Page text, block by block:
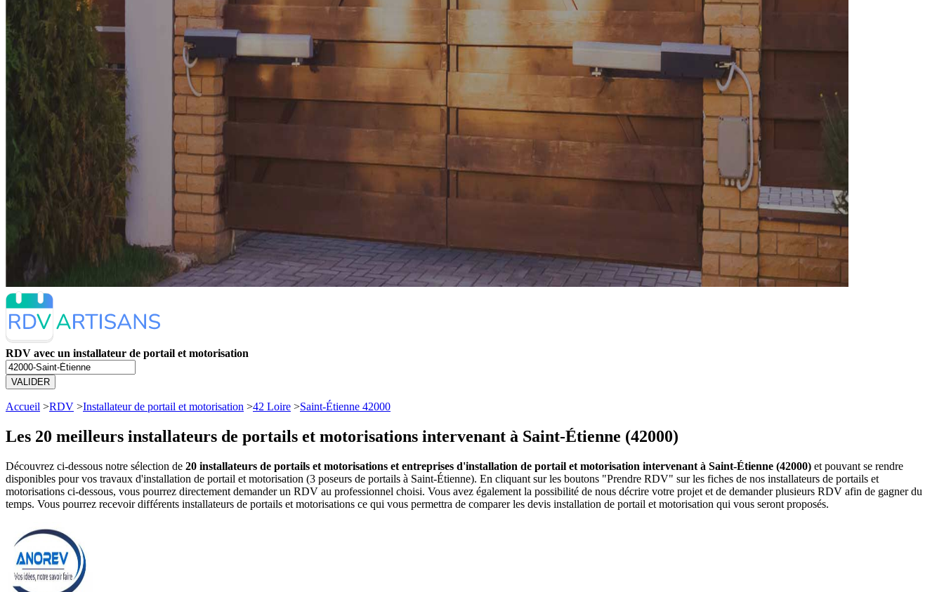
RDV avec un installateur de portail et motorisation
VALIDER
Accueil >RDV >Installateur de portail et motorisation >42 Loire >Saint-Étienne 42000
Les 20 meilleurs installateurs de portails et motorisations intervenant à Saint-Étienne (42000)
Découvrez ci-dessous notre sélection de 20 installateurs de portails et motorisations et entreprises d'installation de portail et motorisation intervenant à Saint-Étienne (42000) et pouvant se rendre
disponibles pour vos travaux d'installation de portail et motorisation (3 poseurs de portails à Saint-Étienne). En cliquant sur les boutons "Prendre RDV" sur les fiches de nos installateurs de portails et
motorisations ci-dessous, vous pourrez directement demander un RDV au professionnel choisi. Vous avez également la possibilité de nous décrire votre projet et de demander plusieurs RDV afin de gagner du
temps. Vous pourrez recevoir différents installateurs de portails et motorisations ce qui vous permettra de comparer les devis installation de portail et motorisation qui vous seront proposés.